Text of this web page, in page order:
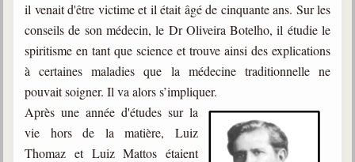
France
Belgique, Lux. et Canada
Fédérations spirites
Médias spirites
il venait d'être victime et il était âgé de cinquante ans. Sur les
conseils de son médecin, le Dr Oliveira Botelho, il étudie le
spiritisme en tant que science et trouve ainsi des explications
à certaines maladies que la médecine traditionnelle ne
pouvait soigner. Il va alors s’impliquer.
Après une année d'études sur la
vie hors de la matière, Luiz
Thomaz et Luiz Mattos étaient